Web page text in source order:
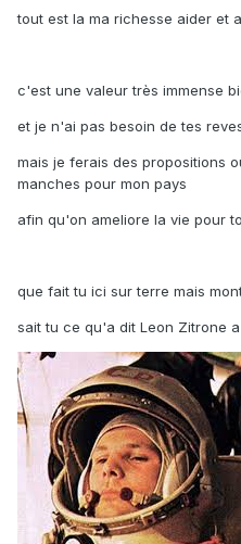
tout est la ma richesse aider et
c'est une valeur très immense
et je n'ai pas besoin de tes
mais je ferais des propositions
manches pour mon pays
afin qu'on ameliore la vie pour
que fait tu ici sur terre mais
sait tu ce qu'a dit Leon Zitrone